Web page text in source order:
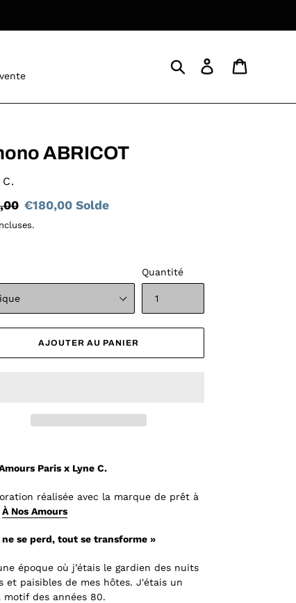
RechercherSe connecter
ABRICOT
Prix
réduit
€180,00Solde
Quantité
AJOUTER AU PANIER
Paris x Lyne C.
réalisée avec la marque de prêt à
À Nos Amours
ne se perd, tout se transforme »
époque où j’étais le gardien des nuits
et paisibles de mes hôtes. J'étais un
motif des années 80.